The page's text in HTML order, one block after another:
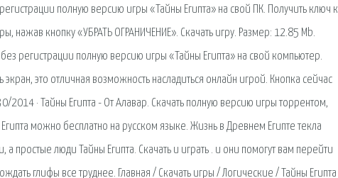
полную версию игры «Тайны Египта» на свой ПК. Получить ключ к
нажав кнопку «УБРАТЬ ОГРАНИЧЕНИЕ». Скачать игру. Размер: 12.85 Mb.
регистрации полную версию игры «Тайны Египта» на свой компьютер.
это отличная возможность насладиться онлайн игрой. Кнопка сейчас
2014 · Тайны Египта - От Алавар. Скачать полную версию игры торрентом,
можно бесплатно на русском языке. Жизнь в Древнем Египте текла
люди Тайны Египта. Скачать и играть . и они помогут вам перейти
глифы все труднее. Главная / Скачать игры / Логические / Тайны Египта